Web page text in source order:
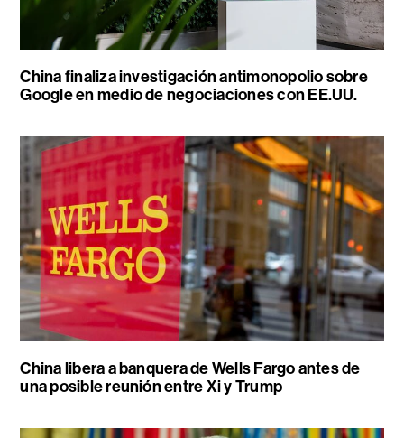
China finaliza investigación antimonopolio sobre
Google en medio de negociaciones con EE.UU.
China libera a banquera de Wells Fargo antes de
una posible reunión entre Xi y Trump